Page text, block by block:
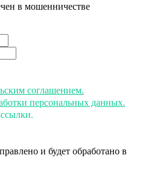
в мошенничестве
соглашением.
персональных данных.
и будет обработано в